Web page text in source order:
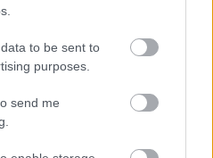
to be sent to
purposes.
send me